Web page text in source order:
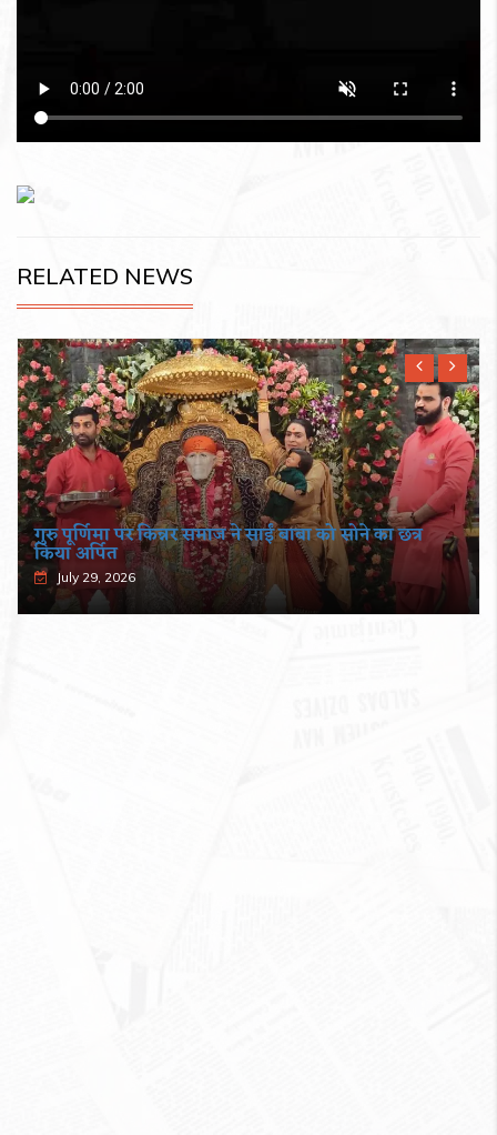
RELATED NEWS
गुरु पूर्णिमा पर किन्नर समाज ने साईं बाबा को सोने का छत्र
किया अर्पित
July 29, 2026